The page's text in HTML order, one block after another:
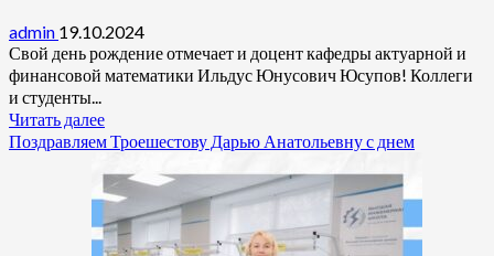
admin 19.10.2024
Свой день рождение отмечает и доцент кафедры актуарной и
финансовой математики Ильдус Юнусович Юсупов! Коллеги
и студенты...
Читать далее
Поздравляем Троешестову Дарью Анатольевну с днем